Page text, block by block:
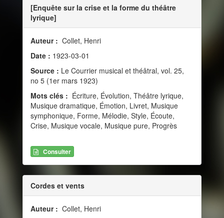
[Enquête sur la crise et la forme du théâtre
lyrique]
Auteur : Collet, Henri
Date : 1923-03-01
Source : Le Courrier musical et théâtral, vol. 25,
no 5 (1er mars 1923)
Mots clés : Écriture, Évolution, Théâtre lyrique,
Musique dramatique, Émotion, Livret, Musique
symphonique, Forme, Mélodie, Style, Écoute,
Crise, Musique vocale, Musique pure, Progrès
Consulter
Cordes et vents
Auteur : Collet, Henri